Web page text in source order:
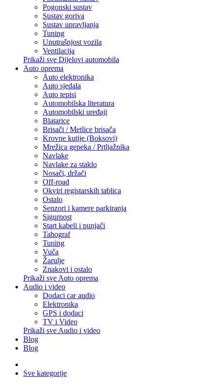
Pogonski sustav
Sustav goriva
Sustav upravljanja
Tuning
Unutrašnjost vozila
Ventilacija
Prikaži sve Dijelovi automobila
Auto oprema
Auto elektronika
Auto sjedala
Auto tepisi
Automobilska literatura
Automobilski uređaji
Blatarice
Brisači / Metlice brisača
Krovne kutije (Boksovi)
Mrežica gepeka / Prtljažnika
Navlake
Navlake za staklo
Nosači, držači
Off-road
Okviri registarskih tablica
Ostalo
Senzori i kamere parkiranja
Sigurnost
Start kabeli i punjači
Tahograf
Tuning
Vuča
Žarulje
Znakovi i ostalo
Prikaži sve Auto oprema
Audio i video
Dodaci car audio
Elektronika
GPS i dodaci
TV i Video
Prikaži sve Audio i video
Blog
Blog
Sve kategorije